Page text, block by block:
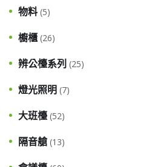
物料 (5)
櫥櫃 (26)
辨公檯系列 (25)
燈光照明 (7)
大班檯 (52)
隔音艙 (13)